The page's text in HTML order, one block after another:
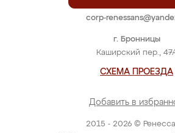
2015 - 2026 ©
г. Бронницы
Каширский пер.,
СХЕМА ПРОЕЗДА
Добавить в
corp-